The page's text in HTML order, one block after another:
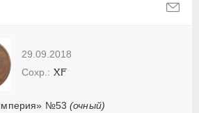
29.09.2018
№53(очный)
XF